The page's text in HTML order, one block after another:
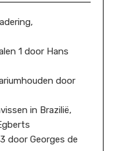
1 door Hans
door
in Brazilië,
door Georges de